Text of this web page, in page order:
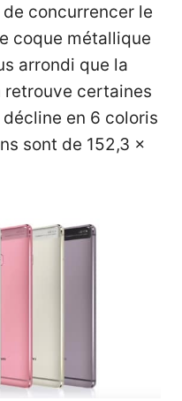
concurrencer le
coque métallique
arrondi que la
retrouve certaines
en 6 coloris
sont de 152,3 x